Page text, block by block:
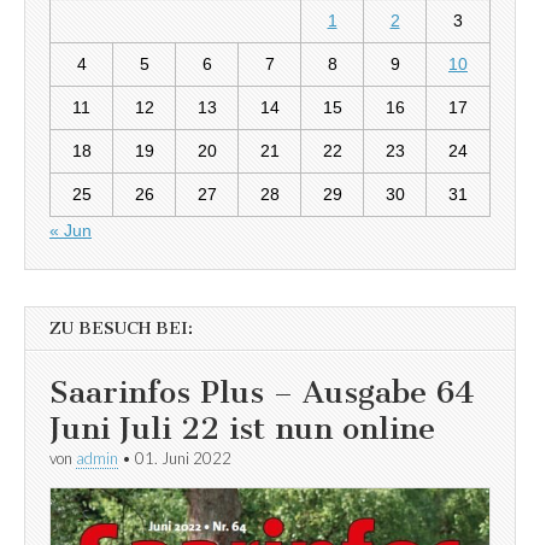
1 2 3
4 5 6 7 8 9 10
11 12 13 14 15 16 17
18 19 20 21 22 23 24
25 26 27 28 29 30
31
« Jun
ZU BESUCH BEI:
Saarinfos Plus – Ausgabe 64
Juni Juli 22 ist nun online
von admin • 01. Juni 2022